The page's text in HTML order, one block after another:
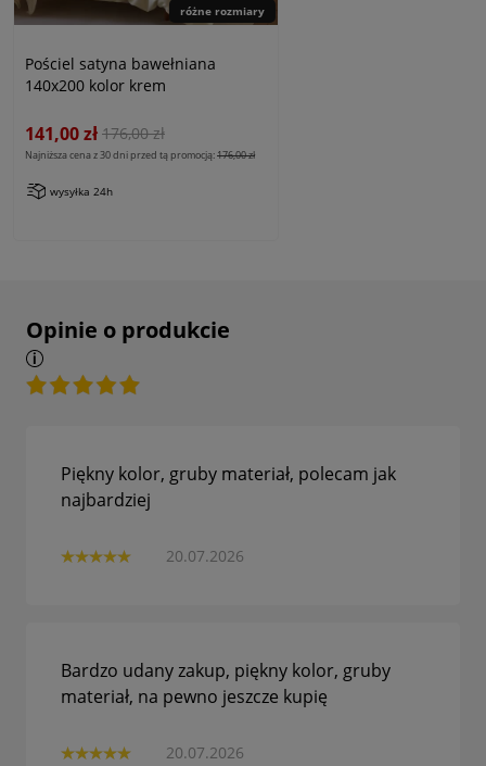
różne rozmiary
Pościel satyna bawełniana
140x200 kolor krem
141,00 zł 176,00 zł
Najniższa cena z 30 dni przed tą promocją:176,00 zł
wysyłka 24h
Opinie o produkcie
20.07.2026
Piękny kolor, gruby materiał, polecam jak
najbardziej
20.07.2026
Bardzo udany zakup, piękny kolor, gruby
materiał, na pewno jeszcze kupię